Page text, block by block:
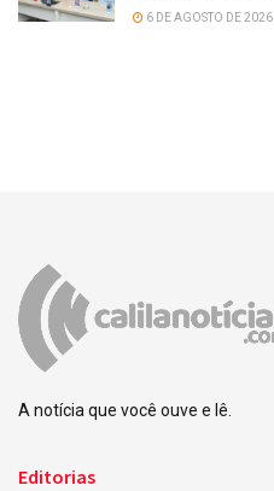
6 DE AGOSTO DE 2026
A notícia que você ouve e lê.
Editorias